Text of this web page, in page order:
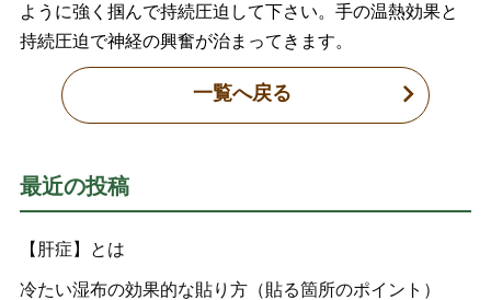
最近の投稿
【肝症】とは
冷たい湿布の効果的な貼り方（貼る箇所のポイント）
ように強く掴んで持続圧迫して下さい。手の温熱効果と
持続圧迫で神経の興奮が治まってきます。
一覧へ戻る